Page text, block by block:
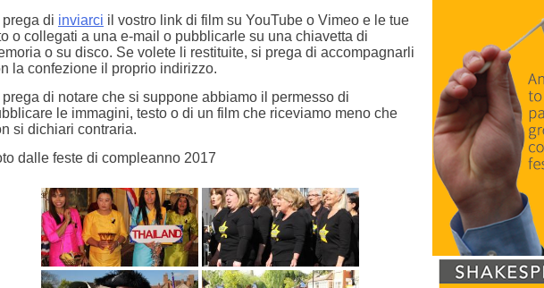
di inviarci il vostro link di film su YouTube o Vimeo e le tue
o collegati a una e-mail o pubblicarle su una chiavetta di
o su disco. Se volete li restituite, si prega di accompagnarli
la confezione il proprio indirizzo.
di notare che si suppone abbiamo il permesso di
le immagini, testo o di un film che riceviamo meno che
si dichiari contraria.
dalle feste di compleanno 2017